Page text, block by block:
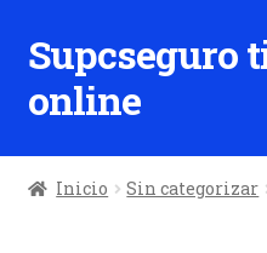
Ir
a
la
Ir
al
contenido
Supcseguro
online
Inicio Sin categorizar